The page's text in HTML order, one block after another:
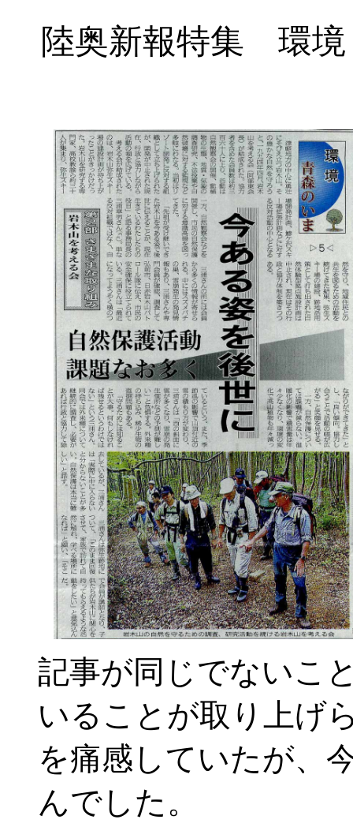
陸奥新報特集 環境
記事が同じでないこ
いることが取り上げ
を痛感していたが、
んでした。